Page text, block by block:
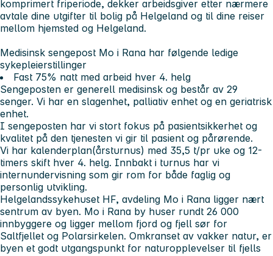
komprimert friperiode, dekker arbeidsgiver etter nærmere
avtale dine utgifter til bolig på Helgeland og til dine reiser
mellom hjemsted og Helgeland.
Medisinsk sengepost Mo i Rana har følgende ledige
sykepleierstillinger
Fast 75% natt med arbeid hver 4. helg
Sengeposten er generell medisinsk og består av 29
senger. Vi har en slagenhet, palliativ enhet og en geriatrisk
enhet.
I sengeposten har vi stort fokus på pasientsikkerhet og
kvalitet på den tjenesten vi gir til pasient og pårørende.
Vi har kalenderplan(årsturnus) med 35,5 t/pr uke og 12-
timers skift hver 4. helg. Innbakt i turnus har vi
internundervisning som gir rom for både faglig og
personlig utvikling.
Helgelandssykehuset HF, avdeling Mo i Rana ligger nært
sentrum av byen. Mo i Rana by huser rundt 26 000
innbyggere og ligger mellom fjord og fjell sør for
Saltfjellet og Polarsirkelen. Omkranset av vakker natur, er
byen et godt utgangspunkt for naturopplevelser til fjells